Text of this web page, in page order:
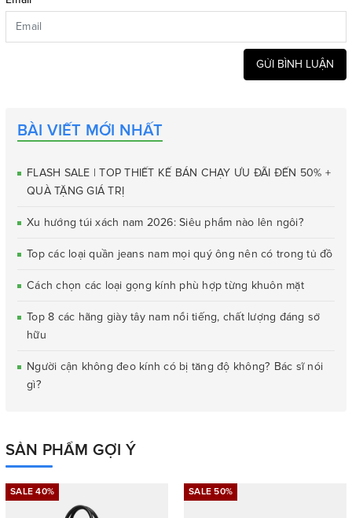
GỬI BÌNH LUẬN
BÀI VIẾT MỚI NHẤT
FLASH SALE | TOP THIẾT KẾ BÁN CHẠY ƯU ĐÃI ĐẾN 50% +
QUÀ TẶNG GIÁ TRỊ
Xu hướng túi xách nam 2026: Siêu phẩm nào lên ngôi?
Top các loại quần jeans nam mọi quý ông nên có trong tủ đồ
Cách chọn các loại gọng kính phù hợp từng khuôn mặt
Top 8 các hãng giày tây nam nổi tiếng, chất lượng đáng sở
hữu
Người cận không đeo kính có bị tăng độ không? Bác sĩ nói
gì?
SẢN PHẨM GỢI Ý
SALE 40% SALE 50%